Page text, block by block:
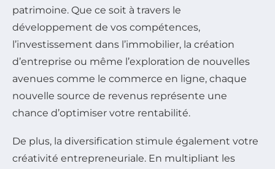
patrimoine. Que ce soit à travers le
développement de vos compétences,
l’investissement dans l’immobilier, la création
d’entreprise ou même l’exploration de nouvelles
avenues comme le commerce en ligne, chaque
nouvelle source de revenus représente une
chance d’optimiser votre rentabilité.
De plus, la diversification stimule également votre
créativité entrepreneuriale. En multipliant les